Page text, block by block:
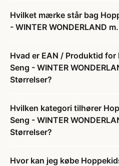
Hvilket mærke står bag
- WINTER WONDERLAND
Hvad er EAN / Produktid
Seng - WINTER
Størrelser?
Hvilken kategori tilhører
Seng - WINTER
Størrelser?
Hvor kan jeg købe